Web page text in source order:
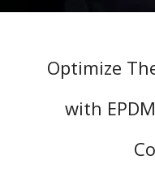
Optimize
with